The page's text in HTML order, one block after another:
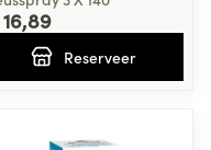
Reserveer